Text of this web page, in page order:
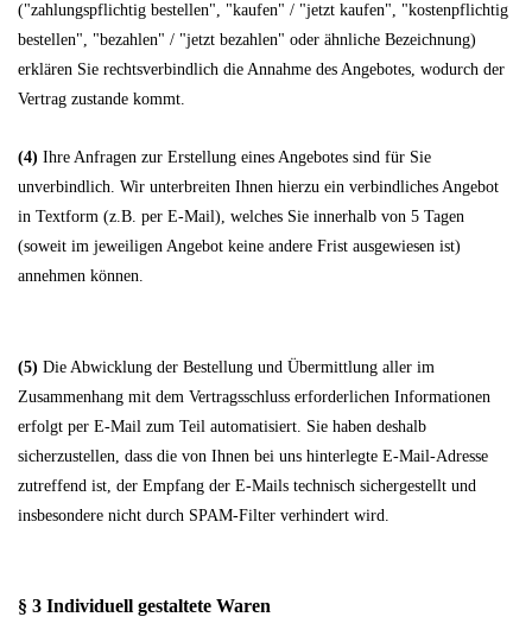
("zahlungspflichtig bestellen", "kaufen" / "jetzt kaufen", "kostenpflichtig
bestellen", "bezahlen" / "jetzt bezahlen" oder ähnliche Bezeichnung)
erklären Sie rechtsverbindlich die Annahme des Angebotes, wodurch der
Vertrag zustande kommt.
(4) Ihre Anfragen zur Erstellung eines Angebotes sind für Sie
unverbindlich. Wir unterbreiten Ihnen hierzu ein verbindliches Angebot
in Textform (z.B. per E-Mail), welches Sie innerhalb von 5 Tagen
(soweit im jeweiligen Angebot keine andere Frist ausgewiesen ist)
annehmen können.
(5) Die Abwicklung der Bestellung und Übermittlung aller im
Zusammenhang mit dem Vertragsschluss erforderlichen Informationen
erfolgt per E-Mail zum Teil automatisiert. Sie haben deshalb
sicherzustellen, dass die von Ihnen bei uns hinterlegte E-Mail-Adresse
zutreffend ist, der Empfang der E-Mails technisch sichergestellt und
insbesondere nicht durch SPAM-Filter verhindert wird.
§ 3 Individuell gestaltete Waren